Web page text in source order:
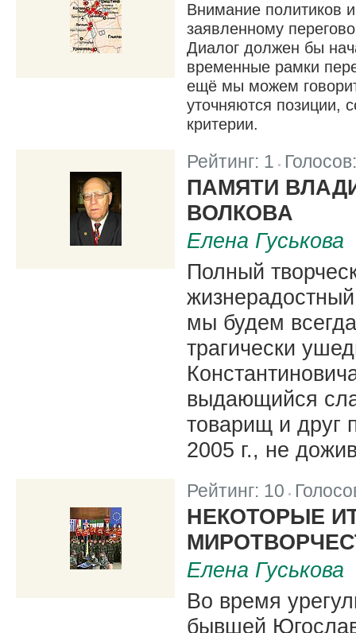
Внимание политиков
заявленному
Диалог должен бы
временные рамки
ещё мы можем
уточняются позиции,
критерии.
Рейтинг: 1
ПАМЯТИ
ВОЛКОВА
Елена Гуськова
Полный
мы будем
трагически
выдающийся
товарищ и друг
2005 г., не
Рейтинг: 10
НЕКОТОРЫЕ
Елена Гуськова
Во время
бывшей